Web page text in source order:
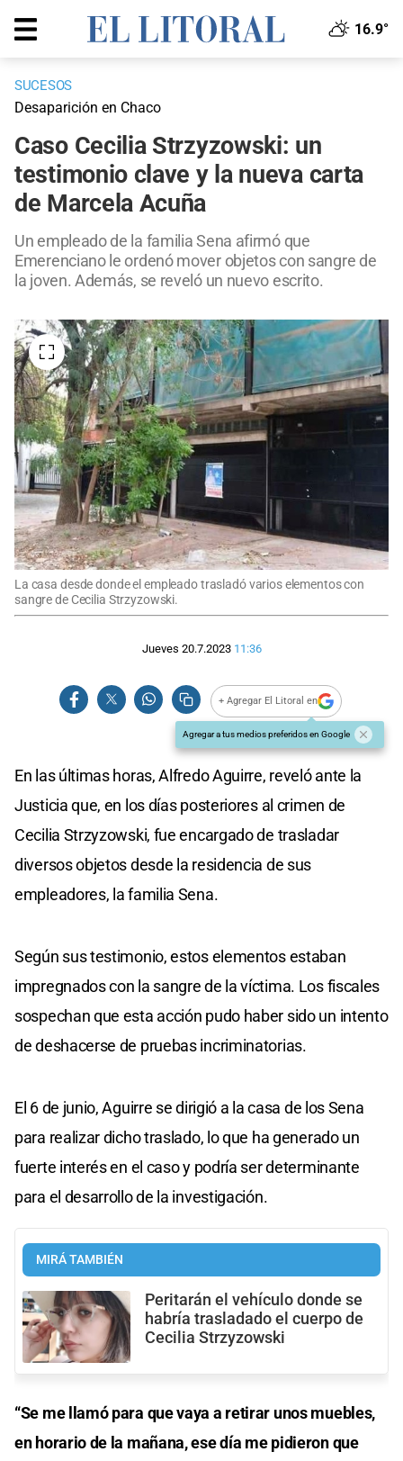
16.9°
SUCESOS
Desaparición en Chaco
Caso Cecilia Strzyzowski: un
testimonio clave y la nueva carta
de Marcela Acuña
Un empleado de la familia Sena afirmó que
Emerenciano le ordenó mover objetos con sangre de
la joven. Además, se reveló un nuevo escrito.
La casa desde donde el empleado trasladó varios elementos con
sangre de Cecilia Strzyzowski.
Jueves 20.7.2023 11:36
+ Agregar El Litoral en
Agregar a tus medios preferidos en Google
En las últimas horas, Alfredo Aguirre, reveló ante la
Justicia que, en los días posteriores al crimen de
Cecilia Strzyzowski, fue encargado de trasladar
diversos objetos desde la residencia de sus
empleadores, la familia Sena.
Según sus testimonio, estos elementos estaban
impregnados con la sangre de la víctima. Los fiscales
sospechan que esta acción pudo haber sido un intento
de deshacerse de pruebas incriminatorias.
El 6 de junio, Aguirre se dirigió a la casa de los Sena
para realizar dicho traslado, lo que ha generado un
fuerte interés en el caso y podría ser determinante
para el desarrollo de la investigación.
MIRÁ TAMBIÉN
Peritarán el vehículo donde se
habría trasladado el cuerpo de
Cecilia Strzyzowski
“Se me llamó para que vaya a retirar unos muebles,
en horario de la mañana, ese día me pidieron que